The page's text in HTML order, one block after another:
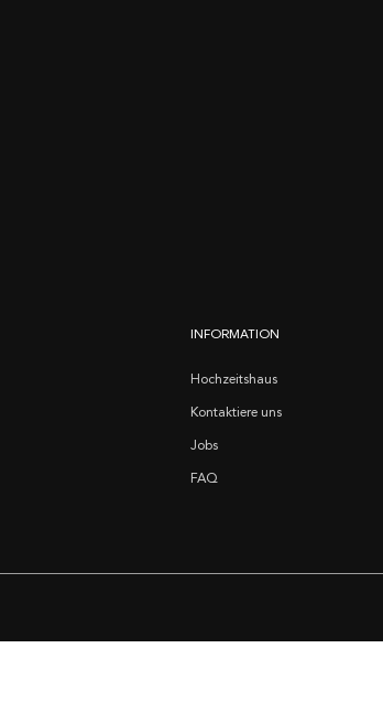
INFORMATION
Hochzeitshaus
Kontaktiere uns
Jobs
FAQ